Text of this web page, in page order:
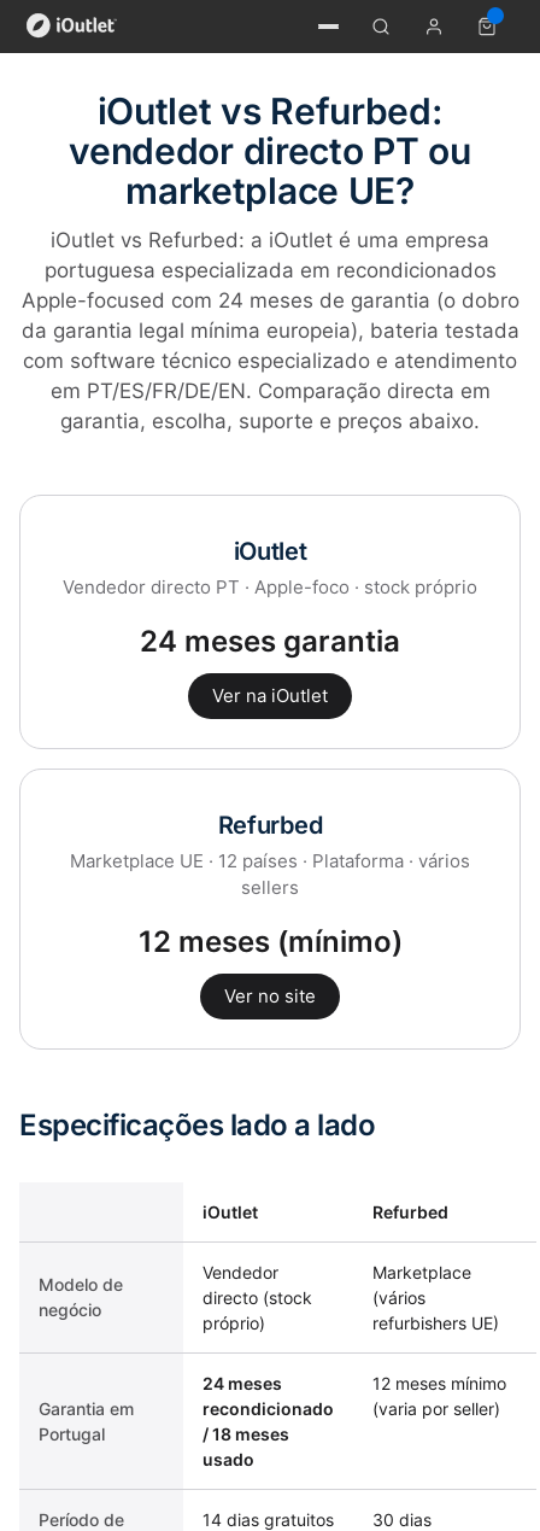
iOutlet vs Refurbed:
vendedor directo PT ou
marketplace UE?
iOutlet vs Refurbed: a iOutlet é uma empresa
portuguesa especializada em recondicionados
Apple-focused com 24 meses de garantia (o dobro
da garantia legal mínima europeia), bateria testada
com software técnico especializado e atendimento
em PT/ES/FR/DE/EN. Comparação directa em
garantia, escolha, suporte e preços abaixo.
iOutlet
Vendedor directo PT · Apple-foco · stock próprio
24 meses garantia
Ver na iOutlet
Refurbed
Marketplace UE · 12 países · Plataforma · vários
sellers
12 meses (mínimo)
Ver no site
Especificações lado a lado
iOutlet Refurbed
Modelo de
negócio
Vendedor
directo (stock
próprio)
Marketplace
(vários
refurbishers UE)
Garantia em
Portugal
24 meses
recondicionado
/ 18 meses
usado
12 meses mínimo
(varia por seller)
Período de
14 dias gratuitos 30 dias